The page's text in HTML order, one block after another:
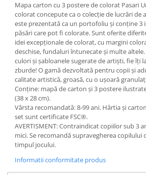
Mapa carton cu 3 postere de colorat Pasari
colorat concepute ca o colecție de lucrări de
este prezentată ca un portofoliu și conține 3
păsări care pot fi colorate. Sunt oferite
idei excepționale de colorat, cu margini
deschise, fundaluri întunecate și multe
culori și șabloanele sugerate de artiști, fie îți
zburde! O gamă dezvoltată pentru copii și
calitate artistică, groasă, cu o ușoară
Conține: mapă de carton și 3 postere
(38 x 28 cm).
Vârsta recomandată: 8-99 ani. Hârtia și
set sunt certificate FSC®.
AVERTISMENT: Contraindicat copiilor sub 3
mici. Se recomandă supravegherea copilului
timpul jocului.
Informatii conformitate produs